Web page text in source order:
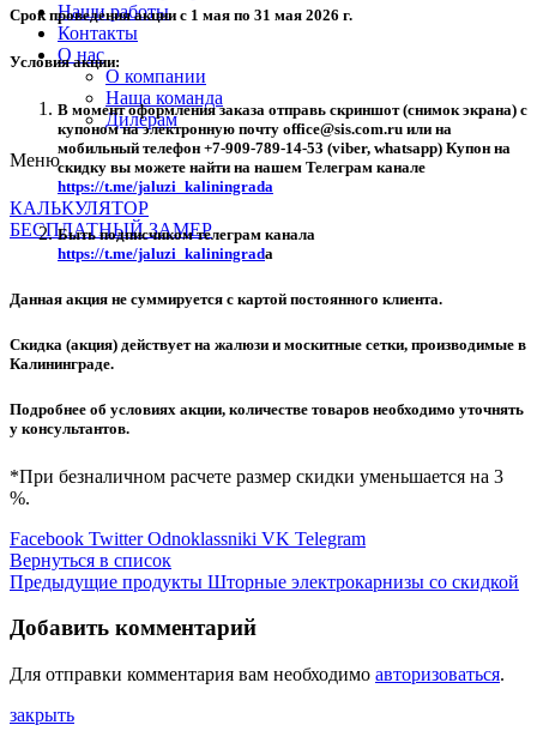
Наши работы
Контакты
О нас
О компании
Наша команда
Дилерам
Меню
КАЛЬКУЛЯТОР
БЕСПЛАТНЫЙ ЗАМЕР
Срок проведения акции с 1 мая по 31 мая 2026 г.
Условия акции:
В момент оформления заказа отправь скриншот (снимок экрана) с
купоном на электронную почту office@sis.com.ru или на
мобильный телефон +7-909-789-14-53 (viber, whatsapp) Купон на
скидку вы можете найти на нашем Телеграм канале
https://t.me/jaluzi_kaliningrada
Быть подписчикомтелеграм канала
https://t.me/jaluzi_kaliningrada
Данная акция не суммируется с картой постоянного клиента.
Скидка (акция) действует на жалюзи и москитные сетки, производимые в
Калининграде.
Подробнее об условиях акции, количестве товаров необходимо уточнять
у консультантов.
*При безналичном расчете размер скидки уменьшается на 3
%.
Facebook Twitter Odnoklassniki VK Telegram
Вернуться в список
Предыдущие продукты Шторные электрокарнизы со скидкой
Добавить комментарий
Для отправки комментария вам необходимо авторизоваться.
закрыть